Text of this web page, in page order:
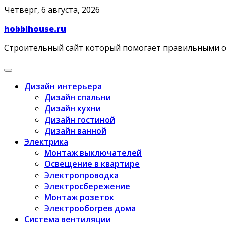
Skip
content
Четверг, 6 августа, 2026
hobbihouse.ru
Строительный сайт который помогает правильными
Дизайн интерьера
Дизайн спальни
Дизайн кухни
Дизайн гостиной
Дизайн ванной
Электрика
Монтаж выключателей
Освещение в квартире
Электропроводка
Электросбережение
Монтаж розеток
Электрообогрев дома
Система вентиляции